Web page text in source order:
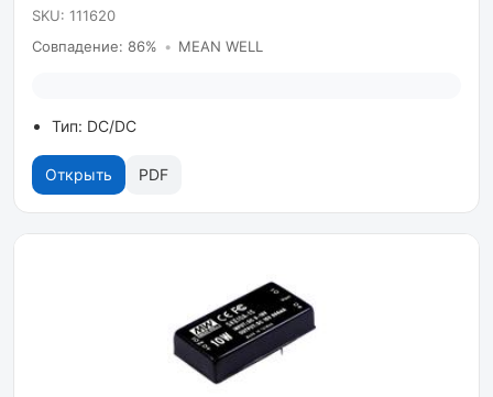
SKU: 111620
Совпадение: 86% • MEAN WELL
Тип: DC/DC
Открыть PDF